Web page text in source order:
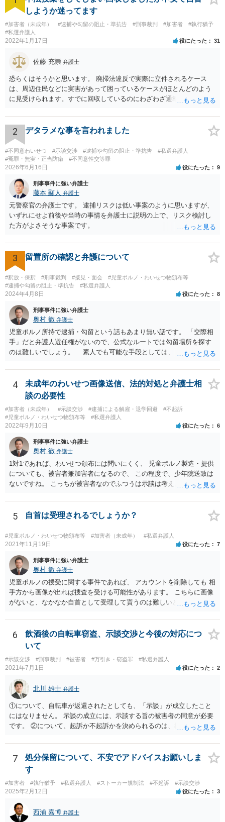
しようか迷ってます
#加害者（未成年） #逮捕や勾留の阻止・準抗告 #刑事裁判 #加害者
#執行猶予
#私選弁護人
2022年1月17日 役にたった 31
佐藤 充崇 弁護士
恐らくはそうかと思います。 廃掃法違反で実際に立件されるケース
は、周辺住民などに実害があって困っているケースがほとんどのよう
に見受けられます。すでに回収しているのにわざわざ通報するのは考
致→審判不開始となる可能性は高いと思います。この場合は警察官か
ら注意されて終わりです。 一応、通常通り家裁送致され少年審判にな
る可能性というのもそれなりにあります。廃掃法違反の不法投棄の罪
は条文だけ見ると重い罪なので。 ただ鑑別所に入れられることはまず
ないと思いますし、相談者の方の素行が悪いというわけでもなけれ
ば、不処分で終わりになる可能性が高いと思います。少年院送致や逆
送は暴力団関係者でもないとまずないと思います。 ただどうしても心
配というなら、弁護士に依頼して自首するという方法はあるかも知れ
ません。反省していることが捜査機関や家裁に伝わりますので。
2 デタラメな事を言われました
#不同意わいせつ #示談交渉 #逮捕や勾留の阻止・準抗告
#私選弁護人
#冤罪・無実・正当防衛
#不同意性交等罪
2026年6月16日 役にたった 9
刑事事件に強い弁護士
藤本 顯人 弁護士
元警察官の弁護士です。 逮捕リスクは低い事案のように思いますが、
いずれにせよ前後や当時の事情を弁護士に説明の上で、リスク検討し
た方がよさそうな事案です。
3 留置所の確認と弁護について
#釈放・保釈 #刑事裁判 #接見・面会
#児童ポルノ・わいせつ物頒布等
#逮捕や勾留の阻止・準抗告
#私選弁護人
2024年4月8日 役にたった 8
刑事事件に強い弁護士
奥村 徹 弁護士
児童ポルノ所持で逮捕・勾留という話もあまり無い話です。 「交際相
手」だと弁護人選任権がないので、公式なルートでは勾留場所を探す
のは難しいでしょう。 素人でも可能な手段としては、「○○県内」と
してください」みたいな葉書を出してみて、宛先人不在で戻って来な
かった所に絞って問い合わせるという方法があります。
4
未成年のわいせつ画像送信、法的対処と弁護士相
談の必要性
#加害者（未成年） #示談交渉 #逮捕による解雇・退学回避
#不起訴
#児童ポルノ・わいせつ物頒布等
#私選弁護人
2022年9月10日 役にたった 6
刑事事件に強い弁護士
奥村 徹 弁護士
1対1であれば、わいせつ頒布には問いにくく、 児童ポルノ製造・提供
についても、被害者兼加害者になるので、 この程度で、少年院送致は
ないですね。 こっちが被害者なのでふつうは示談は考えません。 少年
5 自首は受理されるでしょうか？
#児童ポルノ・わいせつ物頒布等 #加害者（未成年） #私選弁護人
2021年11月19日 役にたった 7
刑事事件に強い弁護士
奥村 徹 弁護士
児童ポルノの授受に関する事件であれば、 アカウントを削除しても 相
手方から画像が出れば捜査を受ける可能性があります。 こちらに画像
がないと、なかなか自首として受理して貰うのは難しいと思います
と、相手方からの捜査が来たときに、逮捕の必要性が少なくなるとい
う効果が得られることがあって、実際に相手方からの捜査が及んだけ
れど、逮捕されなかった事例もあります。
6
飲酒後の自転車窃盗、示談交渉と今後の対応につ
いて
#示談交渉 #刑事裁判 #被害者 #万引き・窃盗罪 #私選弁護人
2021年7月1日 役にたった 2
北川 雄士 弁護士
①について、自転車が返還されたとしても、「示談」が成立したこと
にはなりません。 示談の成立には、示談する旨の被害者の同意が必要
です。 ②について、起訴か不起訴かを決められるのは、検察官のみで
ますが、警察官の個人的な見立てに過ぎません。 ③について、一般
に、示談を行うとすれば少しでも早い方がいいです。 被害者の動きを
待って、ということは通常しません。 ④について、示談をされたいと
いうことであれば、弁護士に依頼され、弁護士を通じて警察に対し、
被害者の連絡先を教えてもらえないかとお願いする方法があります。
最終的に応じるかは被害者の意向次第ですが、「加害者」本人に被害
者の情報を伝えるというのはなかなか応じてもらうのは難しいです
が、 弁護士限りで、などと条件を付けることで応じていただける可能
7
処分保留について、不安でアドバイスお願いしま
す
#加害者 #執行猶予 #私選弁護人 #ストーカー規制法 #不起訴 #示談交渉
2025年2月12日 役にたった 3
西浦 嘉博 弁護士